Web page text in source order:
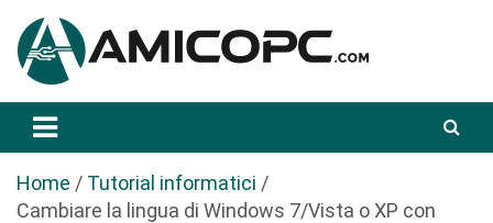
a
Amicopc.com
Home
Tutorial informatici
Cambiare la lingua di Windows 7/Vista o XP con